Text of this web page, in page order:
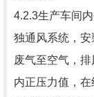
4.2.3生产车间
独通风系统，
废气至空气，
内正压力值，